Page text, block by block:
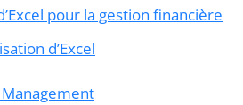
pour la gestion financière
d’Excel